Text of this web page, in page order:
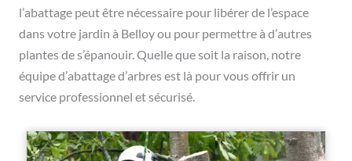
l’abattage peut être nécessaire pour libérer de l’espace
dans votre jardin à Belloy ou pour permettre à d’autres
plantes de s’épanouir. Quelle que soit la raison, notre
équipe d’abattage d’arbres est là pour vous offrir un
service professionnel et sécurisé.